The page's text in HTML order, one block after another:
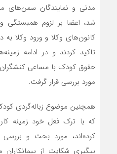
مدنی و نمایندگان سمن‌های
شد، اعضا بر لزوم همبستگی
کانون‌های وکلا و ورود وکلا
تاکید کردند و در ادامه
حقوق کودک با مساعی
مورد بررسی قرار گرفت.
همچنین موضوع زباله‌گردی
که با ترک فعل خود زمینه
کرده‌اند، مورد بحث و
پیگیری شکایت از پیمانکاران